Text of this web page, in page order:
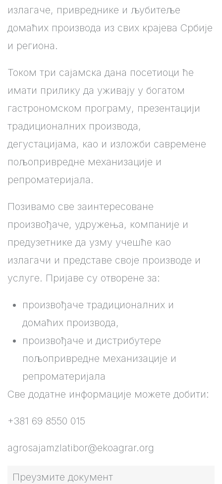
излагаче, привреднике и љубитеље
домаћих производа из свих крајева Србије
и региона.
Током три сајамска дана посетиоци ће
имати прилику да уживају у богатом
гастрономском програму, презентацији
традиционалних производа,
дегустацијама, као и изложби савремене
пољопривредне механизације и
репроматеријала.
Позивамо све заинтересоване
произвођаче, удружења, компаније и
предузетнике да узму учешће као
излагачи и представе своје производе и
услуге. Пријаве су отворене за:
произвођаче традиционалних и
домаћих производа,
произвођаче и дистрибутере
пољопривредне механизације и
репроматеријала
Све додатне информације можете добити:
+381 69 8550 015
agrosajamzlatibor@ekoagrar.org
Преузмите документ